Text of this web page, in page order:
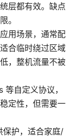
层都有效。缺点
。
用场景，通常配
合临时绕过区域
，整机流量不被
自定义协议，
定性，但需要一
保护，适合家庭/